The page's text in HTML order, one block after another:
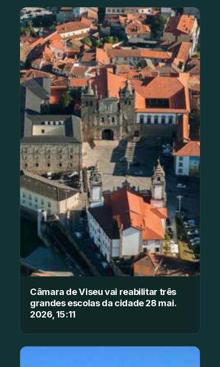
Câmara de Viseu vai reabilitar três
grandes escolas da cidade 28 mai.
2026, 15:11